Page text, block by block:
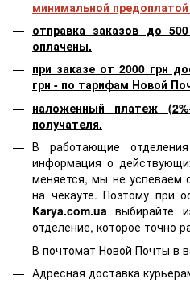
минимальной предоплатой
отправка заказов до
оплачены.
при заказе от 2000 грн
грн - по тарифам Новой
наложенный платеж
получателя.
В работающие
информация о
меняется, мы не успеваем
на чекауте. Поэтому при
Karya.com.ua выбирайте
отделение, которое точно
В почтомат Новой Почты в
Адресная доставка